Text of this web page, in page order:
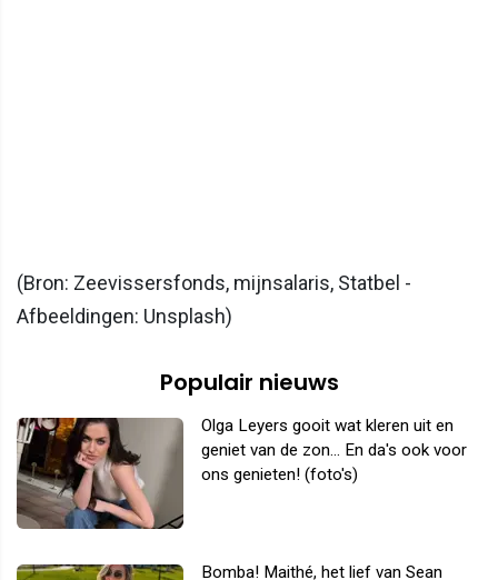
(Bron: Zeevissersfonds, mijnsalaris, Statbel -
Afbeeldingen: Unsplash)
Populair nieuws
Olga Leyers gooit wat kleren uit en
geniet van de zon... En da's ook voor
ons genieten! (foto's)
Bomba! Maithé, het lief van Sean